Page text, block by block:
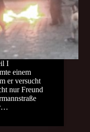
I
einem
er versucht
nur Freund